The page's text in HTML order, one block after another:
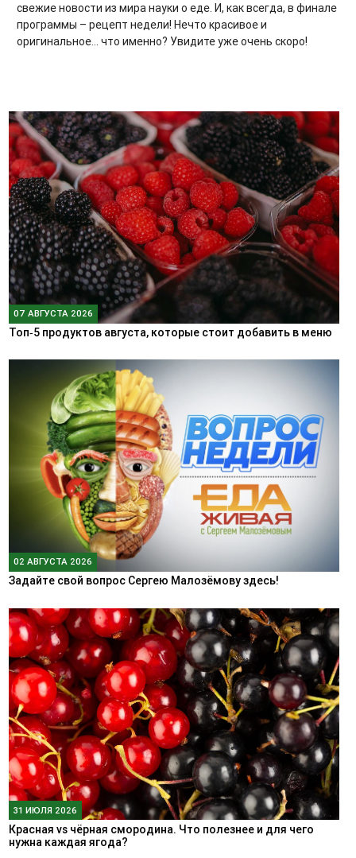
свежие новости из мира науки о еде. И, как всегда, в финале
программы – рецепт недели! Нечто красивое и
оригинальное... что именно? Увидите уже очень скоро!
07 АВГУСТА 2026
Топ‑5 продуктов августа, которые стоит добавить в меню
02 АВГУСТА 2026
Задайте свой вопрос Сергею Малозёмову здесь!
31 ИЮЛЯ 2026
Красная vs чёрная смородина. Что полезнее и для чего
нужна каждая ягода?